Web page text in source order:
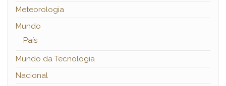
Meteorologia
Mundo
País
Mundo da Tecnologia
Nacional